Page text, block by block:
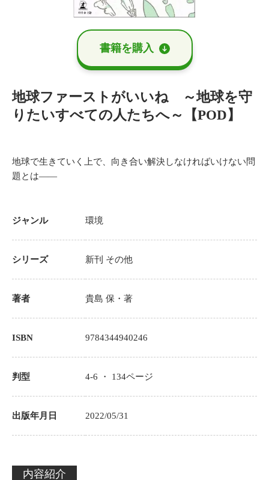
書籍を購⼊
地球ファーストがいいね ～地球を守
りたいすべての人たちへ～【POD】
地球で生きていく上で、向き合い解決しなければいけない問
題とは――
ジャンル 環境
シリーズ 新刊 その他
著者 貴島 保 ・著
ISBN 9784344940246
判型 4-6 ・ 134ページ
出版年月日 2022/05/31
内容紹介